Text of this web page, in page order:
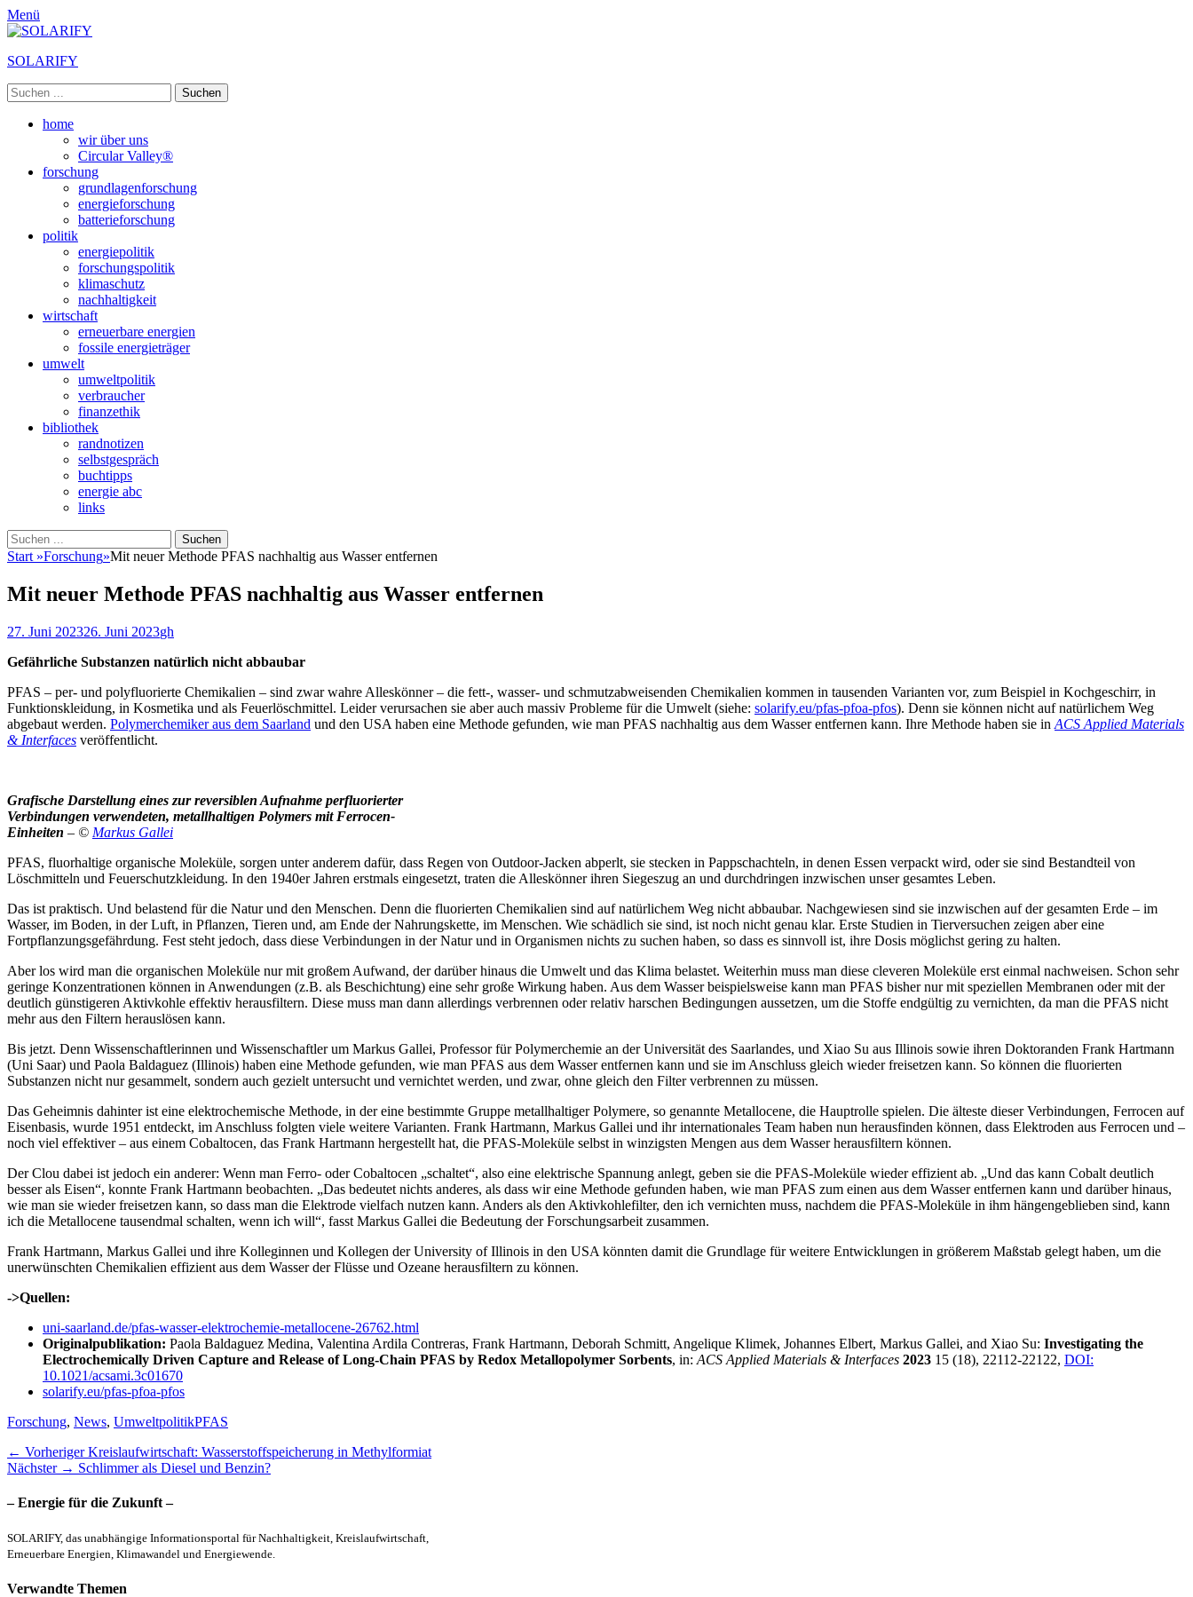
Menü
SOLARIFY
Suchen
nach:
Primäres
Zum
home
wir über uns
Circular Valley®
forschung
grundlagenforschung
energieforschung
batterieforschung
politik
energiepolitik
forschungspolitik
klimaschutz
nachhaltigkeit
wirtschaft
erneuerbare energien
fossile energieträger
umwelt
umweltpolitik
verbraucher
finanzethik
bibliothek
randnotizen
selbstgespräch
buchtipps
energie abc
links
Suchen
Suchen
nach:
Start »Forschung»Mit neuer Methode PFAS nachhaltig aus Wasser entfernen
Mit neuer Methode PFAS nachhaltig aus Wasser entfernen
Veröffentlicht
27. Juni 202326. Juni 2023Autor
gh
Gefährliche Substanzen natürlich nicht abbaubar
PFAS – per- und polyfluorierte Chemikalien – sind zwar wahre Alleskönner – die fett-, wasser- und schmutzabweisenden Chemikalien kommen in tausenden Varianten vor, zum Beispiel in Kochgeschirr, in
Funktionskleidung, in Kosmetika und als Feuerlöschmittel. Leider verursachen sie aber auch massiv Probleme für die Umwelt (siehe: solarify.eu/pfas-pfoa-pfos). Denn sie können nicht auf natürlichem Weg
abgebaut werden. Polymerchemiker aus dem Saarland und den USA haben eine Methode gefunden, wie man PFAS nachhaltig aus dem Wasser entfernen kann. Ihre Methode haben sie in ACS Applied Materials
& Interfaces veröffentlicht.
Grafische Darstellung eines zur reversiblen Aufnahme perfluorierter
Verbindungen verwendeten, metallhaltigen Polymers mit Ferrocen-
Einheiten – © Markus Gallei
PFAS, fluorhaltige organische Moleküle, sorgen unter anderem dafür, dass Regen von Outdoor-Jacken abperlt, sie stecken in Pappschachteln, in denen Essen verpackt wird, oder sie sind Bestandteil von
Löschmitteln und Feuerschutzkleidung. In den 1940er Jahren erstmals eingesetzt, traten die Alleskönner ihren Siegeszug an und durchdringen inzwischen unser gesamtes Leben.
Das ist praktisch. Und belastend für die Natur und den Menschen. Denn die fluorierten Chemikalien sind auf natürlichem Weg nicht abbaubar. Nachgewiesen sind sie inzwischen auf der gesamten Erde – im
Wasser, im Boden, in der Luft, in Pflanzen, Tieren und, am Ende der Nahrungskette, im Menschen. Wie schädlich sie sind, ist noch nicht genau klar. Erste Studien in Tierversuchen zeigen aber eine
Fortpflanzungsgefährdung. Fest steht jedoch, dass diese Verbindungen in der Natur und in Organismen nichts zu suchen haben, so dass es sinnvoll ist, ihre Dosis möglichst gering zu halten.
Aber los wird man die organischen Moleküle nur mit großem Aufwand, der darüber hinaus die Umwelt und das Klima belastet. Weiterhin muss man diese cleveren Moleküle erst einmal nachweisen. Schon sehr
geringe Konzentrationen können in Anwendungen (z.B. als Beschichtung) eine sehr große Wirkung haben. Aus dem Wasser beispielsweise kann man PFAS bisher nur mit speziellen Membranen oder mit der
deutlich günstigeren Aktivkohle effektiv herausfiltern. Diese muss man dann allerdings verbrennen oder relativ harschen Bedingungen aussetzen, um die Stoffe endgültig zu vernichten, da man die PFAS nicht
mehr aus den Filtern herauslösen kann.
Bis jetzt. Denn Wissenschaftlerinnen und Wissenschaftler um Markus Gallei, Professor für Polymerchemie an der Universität des Saarlandes, und Xiao Su aus Illinois sowie ihren Doktoranden Frank Hartmann
(Uni Saar) und Paola Baldaguez (Illinois) haben eine Methode gefunden, wie man PFAS aus dem Wasser entfernen kann und sie im Anschluss gleich wieder freisetzen kann. So können die fluorierten
Substanzen nicht nur gesammelt, sondern auch gezielt untersucht und vernichtet werden, und zwar, ohne gleich den Filter verbrennen zu müssen.
Das Geheimnis dahinter ist eine elektrochemische Methode, in der eine bestimmte Gruppe metallhaltiger Polymere, so genannte Metallocene, die Hauptrolle spielen. Die älteste dieser Verbindungen, Ferrocen auf
Eisenbasis, wurde 1951 entdeckt, im Anschluss folgten viele weitere Varianten. Frank Hartmann, Markus Gallei und ihr internationales Team haben nun herausfinden können, dass Elektroden aus Ferrocen und –
noch viel effektiver – aus einem Cobaltocen, das Frank Hartmann hergestellt hat, die PFAS-Moleküle selbst in winzigsten Mengen aus dem Wasser herausfiltern können.
Der Clou dabei ist jedoch ein anderer: Wenn man Ferro- oder Cobaltocen „schaltet“, also eine elektrische Spannung anlegt, geben sie die PFAS-Moleküle wieder effizient ab. „Und das kann Cobalt deutlich
besser als Eisen“, konnte Frank Hartmann beobachten. „Das bedeutet nichts anderes, als dass wir eine Methode gefunden haben, wie man PFAS zum einen aus dem Wasser entfernen kann und darüber hinaus,
wie man sie wieder freisetzen kann, so dass man die Elektrode vielfach nutzen kann. Anders als den Aktivkohlefilter, den ich vernichten muss, nachdem die PFAS-Moleküle in ihm hängengeblieben sind, kann
ich die Metallocene tausendmal schalten, wenn ich will“, fasst Markus Gallei die Bedeutung der Forschungsarbeit zusammen.
Frank Hartmann, Markus Gallei und ihre Kolleginnen und Kollegen der University of Illinois in den USA könnten damit die Grundlage für weitere Entwicklungen in größerem Maßstab gelegt haben, um die
unerwünschten Chemikalien effizient aus dem Wasser der Flüsse und Ozeane herausfiltern zu können.
->Quellen:
uni-saarland.de/pfas-wasser-elektrochemie-metallocene-26762.html
Originalpublikation: Paola Baldaguez Medina, Valentina Ardila Contreras, Frank Hartmann, Deborah Schmitt, Angelique Klimek, Johannes Elbert, Markus Gallei, and Xiao Su: Investigating the
Electrochemically Driven Capture and Release of Long-Chain PFAS by Redox Metallopolymer Sorbents, in: ACS Applied Materials & Interfaces 2023 15 (18), 22112-22122, DOI:
10.1021/acsami.3c01670
solarify.eu/pfas-pfoa-pfos
Kategorien
Forschung, News, UmweltpolitikSchlagworte
PFAS
Beitragsnavigation
← Vorheriger Vorheriger
Beitrag:
Kreislaufwirtschaft: Wasserstoffspeicherung in Methylformiat
Nächster → Nächster
Schlimmer als Diesel und Benzin?
– Energie für die Zukunft –
SOLARIFY, das unabhängige Informationsportal für Nachhaltigkeit, Kreislaufwirtschaft,
Erneuerbare Energien, Klimawandel und Energiewende.
Verwandte Themen